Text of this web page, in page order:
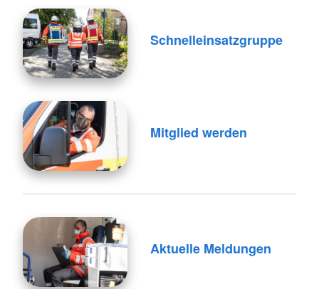
Schnelleinsatzgruppe
Mitglied werden
Aktuelle Meldungen